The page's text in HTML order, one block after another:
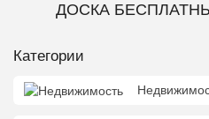
ДОСКА
Категории